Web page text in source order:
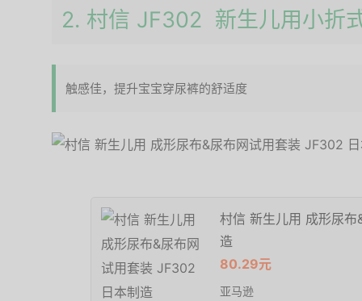
2. 村信 JF302 新生儿用小折
触感佳，提升宝宝穿尿裤的舒适度
村信 新生儿用 成形尿
造
80.29元
亚马逊